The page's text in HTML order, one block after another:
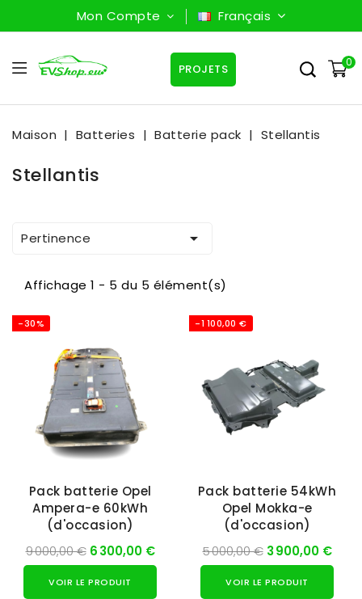
Mon Compte Français
0
PROJETS
Maison Batteries Batterie pack Stellantis
Stellantis
Pertinence 
Affichage 1 - 5 du 5 élément(s)
-30%
Pack batterie Opel
Ampera-e 60kWh
(d'occasion)
9 000,00 € 6 300,00 €
VOIR LE PRODUIT
-1 100,00 €
Pack batterie 54kWh
Opel Mokka-e
(d'occasion)
5 000,00 € 3 900,00 €
VOIR LE PRODUIT